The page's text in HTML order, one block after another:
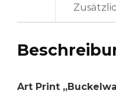
Art Print